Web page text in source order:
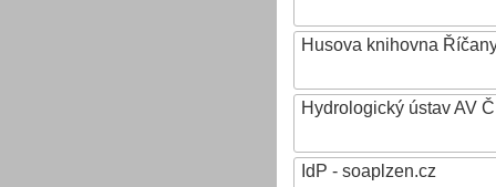
Husova knihovna
Hydrologický ústav AV
IdP - soaplzen.cz